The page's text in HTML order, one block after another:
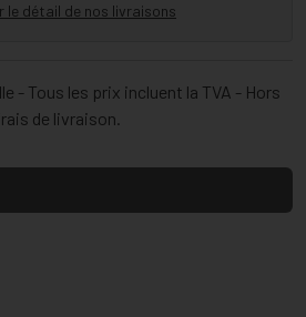
le détail de nos livraisons
- Tous les prix incluent la TVA - Hors
de livraison.